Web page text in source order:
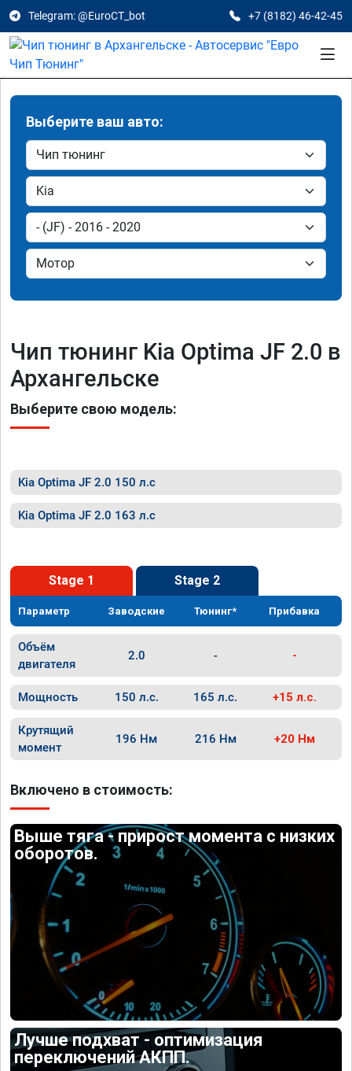
Telegram: @EuroCT_bot +7 (8182) 46-42-45
Выберите ваш авто:
Чип тюнинг Kia Optima JF 2.0 в
Архангельске
Выберите свою модель:
Kia Optima JF 2.0 150 л.с
Kia Optima JF 2.0 163 л.с
Stage 1 Stage 2
Параметр Заводские Тюнинг* Прибавка
Объём
двигателя
2.0 - -
Мощность 150 л.с. 165 л.с. +15 л.с.
Крутящий
момент
196 Нм 216 Нм +20 Нм
Включено в стоимость:
Выше тяга - прирост момента с низких
оборотов.
Лучше подхват - оптимизация
переключений АКПП.